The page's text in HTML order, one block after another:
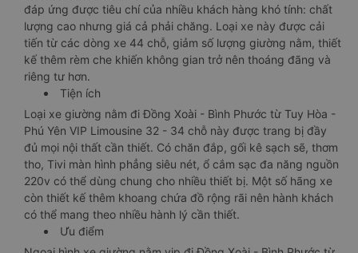
đáp ứng được tiêu chí của nhiều khách hàng khó tính: chất
lượng cao nhưng giá cả phải chăng. Loại xe này được cải
tiến từ các dòng xe 44 chỗ, giảm số lượng giường nằm, thiết
kế thêm rèm che khiến không gian trở nên thoáng đãng và
riêng tư hơn.
Tiện ích
Loại xe giường nằm đi Đồng Xoài - Bình Phước từ Tuy Hòa -
Phú Yên VIP Limousine 32 - 34 chỗ này được trang bị đầy
đủ mọi nội thất cần thiết. Có chăn đắp, gối kê sạch sẽ, thơm
tho, Tivi màn hình phẳng siêu nét, ổ cắm sạc đa năng nguồn
220v có thể dùng chung cho nhiều thiết bị. Một số hãng xe
còn thiết kế thêm khoang chứa đồ rộng rãi nên hành khách
có thể mang theo nhiều hành lý cần thiết.
Ưu điểm